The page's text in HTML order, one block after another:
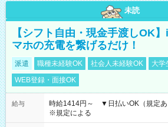
未読
【シフト自由・現金手渡しOK
マホの充電を繋げるだけ！
派遣 職種未経験OK 社会人未経験OK 大学
WEB登録・面接OK
給与
時給1414円～ ▼日払いOK（規定
※規定による